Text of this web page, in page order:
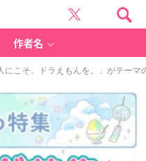
作者名
にこそ、ドラえもんを。」がテー